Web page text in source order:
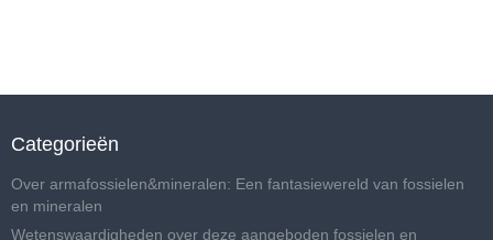
Categorieën
Over armafossielen&mineralen: Een fantasiewereld van fossielen
en mineralen
Wetenswaardigheden over deze aangeboden fossielen en